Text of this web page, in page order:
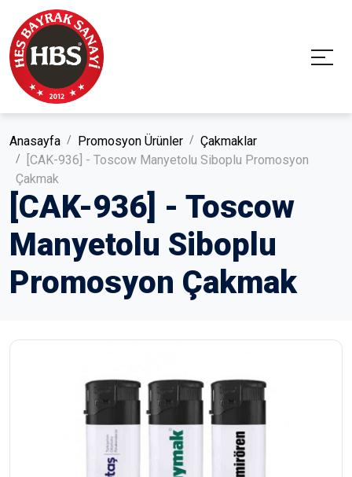
Anasayfa Promosyon Ürünler
Çakmaklar
[CAK-936] - Toscow Manyetolu Siboplu Promosyon
Çakmak
[CAK-936] - Toscow
Manyetolu Siboplu
Promosyon Çakmak